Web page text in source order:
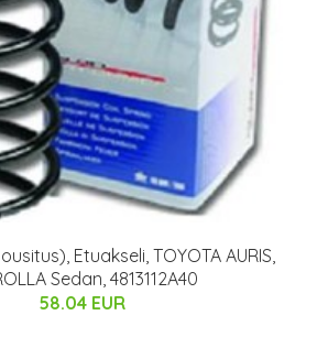
Etuakseli, TOYOTA AURIS,
Sedan, 4813112A40
58.04 EUR